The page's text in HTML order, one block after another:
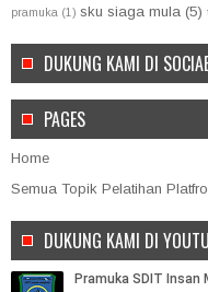
pramuka (1) sku siaga mula (5)
DUKUNG KAMI DI
PAGES
Home
Semua Topik Pelatihan
DUKUNG KAMI DI